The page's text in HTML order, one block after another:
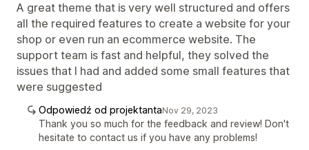
A great theme that is very well structured and offers
all the required features to create a website for your
shop or even run an ecommerce website. The
support team is fast and helpful, they solved the
issues that I had and added some small features that
were suggested
Odpowiedź od projektantaNov 29, 2023
Thank you so much for the feedback and review! Don't
hesitate to contact us if you have any problems!